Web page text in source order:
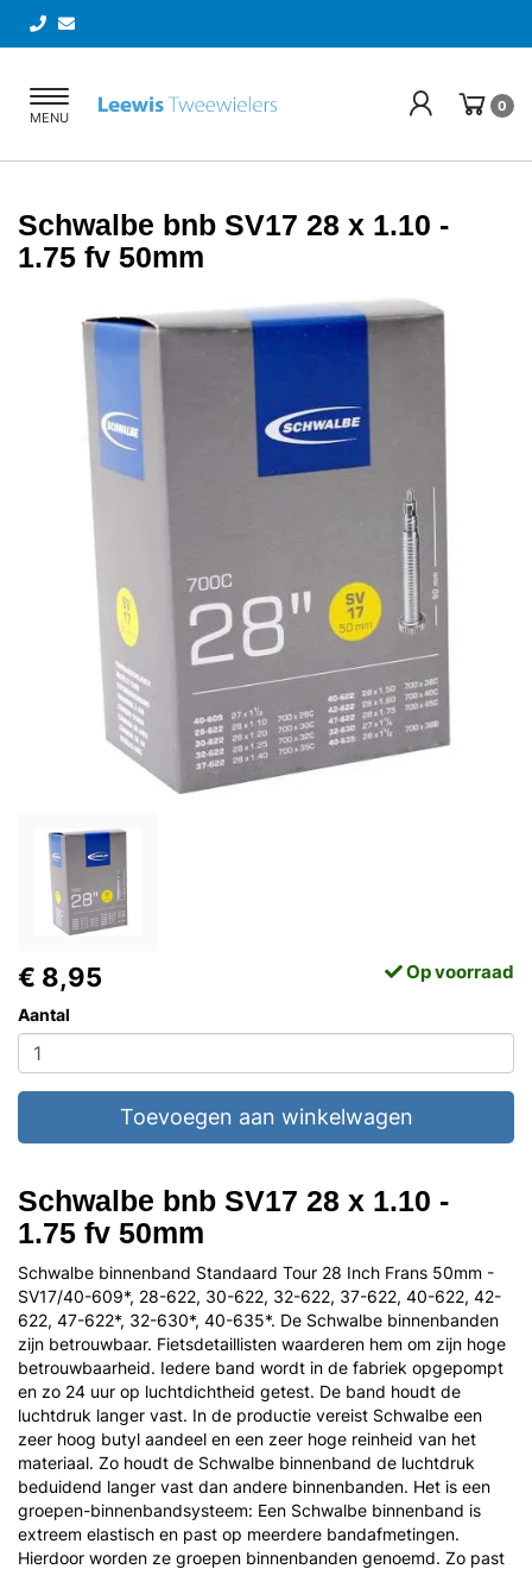
Toggle
navigation
MENU
0
Schwalbe bnb SV17 28 x 1.10 -
1.75 fv 50mm
€ 8,95 Op voorraad
Aantal
Toevoegen aan winkelwagen
Schwalbe bnb SV17 28 x 1.10 -
1.75 fv 50mm
Schwalbe binnenband Standaard Tour 28 Inch Frans 50mm -
SV17/40-609*, 28-622, 30-622, 32-622, 37-622, 40-622, 42-
622, 47-622*, 32-630*, 40-635*. De Schwalbe binnenbanden
zijn betrouwbaar. Fietsdetaillisten waarderen hem om zijn hoge
betrouwbaarheid. Iedere band wordt in de fabriek opgepompt
en zo 24 uur op luchtdichtheid getest. De band houdt de
luchtdruk langer vast. In de productie vereist Schwalbe een
zeer hoog butyl aandeel en een zeer hoge reinheid van het
materiaal. Zo houdt de Schwalbe binnenband de luchtdruk
beduidend langer vast dan andere binnenbanden. Het is een
groepen-binnenbandsysteem: Een Schwalbe binnenband is
extreem elastisch en past op meerdere bandafmetingen.
Hierdoor worden ze groepen binnenbanden genoemd. Zo past